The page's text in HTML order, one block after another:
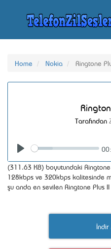
Home Nokia Ringtone
Tarafından
Seek
(311.63 KB) boyutundaki
128kbps ve 320kbps kalitesinde
şu anda en sevilen Ringtone Plus